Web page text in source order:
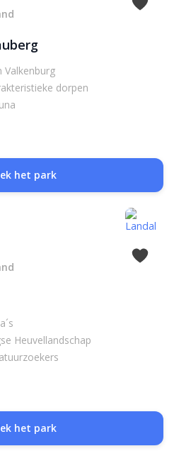
Valkenburg
dorpen
het park
Heuvellandschap
het park